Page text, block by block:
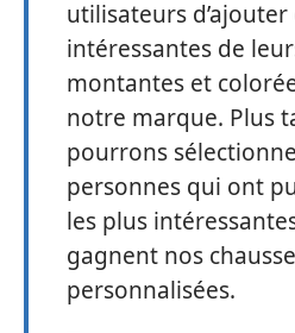
utilisateurs
intéressantes de
montantes et
notre marque. Plus
pourrons
personnes qui ont
les plus
gagnent nos
personnalisées.